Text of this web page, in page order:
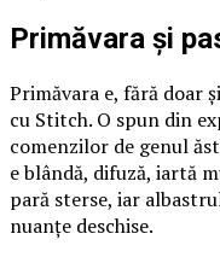
Primăvara și
Primăvara e, fără doar
cu Stitch. O spun din
comenzilor de genul
e blândă, difuză, iartă
pară sterse, iar
nuanțe deschise.